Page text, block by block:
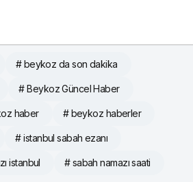
# beykoz da son dakika
# Beykoz Güncel Haber
haber # beykoz haberler
# istanbul sabah ezanı
istanbul # sabah namazı saati